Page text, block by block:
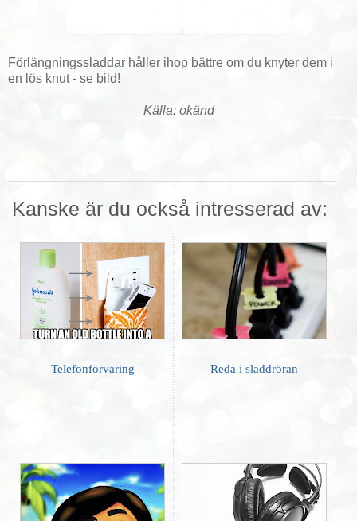
Förlängningssladdar håller ihop bättre om du knyter dem i
en lös knut - se bild!
Källa: okänd
Kanske är du också intresserad av:
Telefonförvaring Reda i sladdröran